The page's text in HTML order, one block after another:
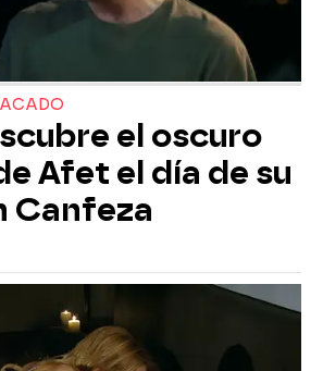
el oscuro
Afet el día de su
Canfeza